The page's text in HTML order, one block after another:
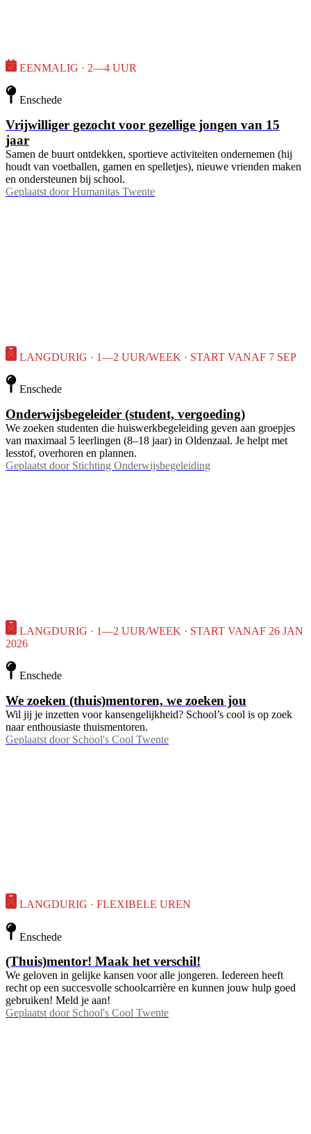
EENMALIG · 2—4 UUR
Enschede
Vrijwilliger gezocht voor gezellige jongen van 15
jaar
Samen de buurt ontdekken, sportieve activiteiten ondernemen (hij
houdt van voetballen, gamen en spelletjes), nieuwe vrienden maken
en ondersteunen bij school.
Geplaatst door Humanitas Twente
LANGDURIG · 1—2 UUR/WEEK · START VANAF 7 SEP
Enschede
Onderwijsbegeleider (student, vergoeding)
We zoeken studenten die huiswerkbegeleiding geven aan groepjes
van maximaal 5 leerlingen (8–18 jaar) in Oldenzaal. Je helpt met
lesstof, overhoren en plannen.
Geplaatst door Stichting Onderwijsbegeleiding
LANGDURIG · 1—2 UUR/WEEK · START VANAF 26 JAN
2026
Enschede
We zoeken (thuis)mentoren, we zoeken jou
Wil jij je inzetten voor kansengelijkheid? School’s cool is op zoek
naar enthousiaste thuismentoren.
Geplaatst door School's Cool Twente
LANGDURIG · FLEXIBELE UREN
Enschede
(Thuis)mentor! Maak het verschil!
We geloven in gelijke kansen voor alle jongeren. Iedereen heeft
recht op een succesvolle schoolcarrière en kunnen jouw hulp goed
gebruiken! Meld je aan!
Geplaatst door School's Cool Twente